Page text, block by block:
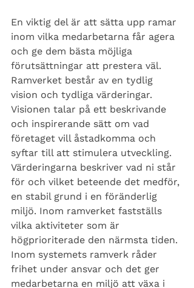
En viktig del är att sätta upp ramar
inom vilka medarbetarna får agera
och ge dem bästa möjliga
förutsättningar att prestera väl.
Ramverket består av en tydlig
vision och tydliga värderingar.
Visionen talar på ett beskrivande
och inspirerande sätt om vad
företaget vill åstadkomma och
syftar till att stimulera utveckling.
Värderingarna beskriver vad ni står
för och vilket beteende det medför,
en stabil grund i en föränderlig
miljö. Inom ramverket fastställs
vilka aktiviteter som är
högprioriterade den närmsta tiden.
Inom systemets ramverk råder
frihet under ansvar och det ger
medarbetarna en miljö att växa i